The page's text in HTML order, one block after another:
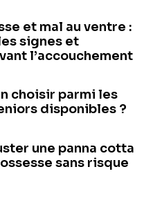
et mal au ventre :
signes et
l’accouchement
choisir parmi les
disponibles ?
une panna cotta
sans risque